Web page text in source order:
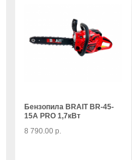
Бензопила BRAIT BR-45-
15A PRO 1,7кВт
8 790.00 р.